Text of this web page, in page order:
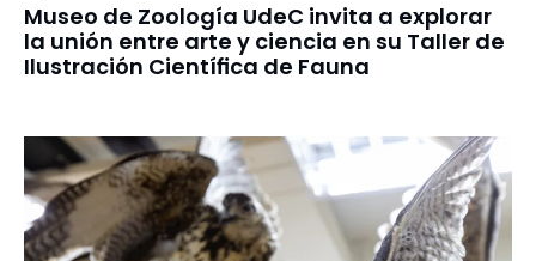
Museo de Zoología UdeC invita a explorar
la unión entre arte y ciencia en su Taller de
Ilustración Científica de Fauna